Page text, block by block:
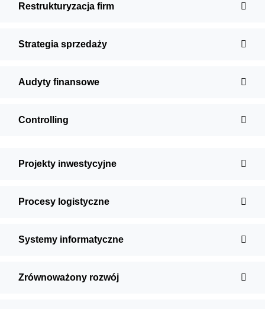
Restrukturyzacja firm
Strategia sprzedaży
Audyty finansowe
Controlling
Projekty inwestycyjne
Procesy logistyczne
Systemy informatyczne
Zrównoważony rozwój